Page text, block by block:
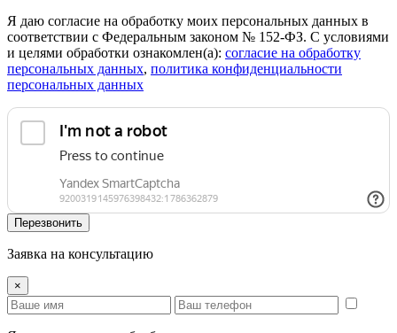
Я даю согласие на обработку моих персональных данных в
соответствии с Федеральным законом № 152-ФЗ. С условиями
и целями обработки ознакомлен(а): cогласие на обработку
персональных данных, политика конфиденциальности
персональных данных
Перезвонить
Заявка на консультацию
×